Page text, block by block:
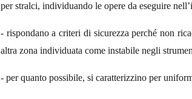
per stralci, individuando le opere da eseguire
- rispondano a criteri di sicurezza perché non
altra zona individuata come instabile negli
- per quanto possibile, si caratterizzino per